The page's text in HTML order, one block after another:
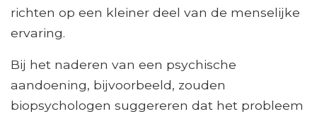
richten op een kleiner deel van de menselijke
ervaring.
Bij het naderen van een psychische
aandoening, bijvoorbeeld, zouden
biopsychologen suggereren dat het probleem